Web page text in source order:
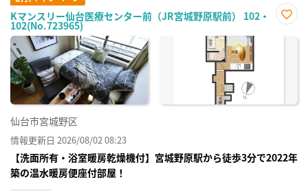
Kマンスリー仙台医療センター前（JR宮城野原駅前） 102・
102(No.723965)
に入
仙台市宮城野区
情報更新日 2026/08/02 08:23
【洗面所有・浴室暖房乾燥機付】宮城野原駅から徒歩3分で2022年
築の温水暖房便座付部屋！